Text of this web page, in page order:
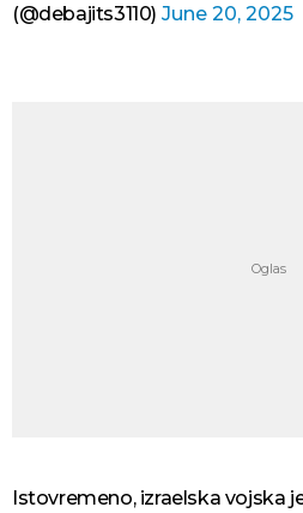
(@debajits3110) June 20, 2025
Istovremeno, izraelska vojska